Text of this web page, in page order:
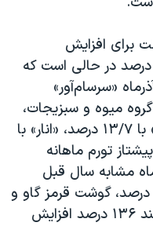
برای افزایش
دستمزدها در محدوده کمتر از ۲۰ درصد در حالی است که
«سرسام‌آور»
میوه و سبزیجات،
«هندوانه» با ۸۶/۸ درصد، «خربزه» با ۱۳/۷ درصد، «انار» با
با ۸/۲ درصد، پیشتاز تورم ماهانه
مشابه سال قبل
اقلامی همچون ماهی قزل آلا ۹۰ درصد، گوشت قرمز گاو و
گوساله ۱۳۰ درصد و گوشت گوسفند ۱۳۶ درصد افزایش